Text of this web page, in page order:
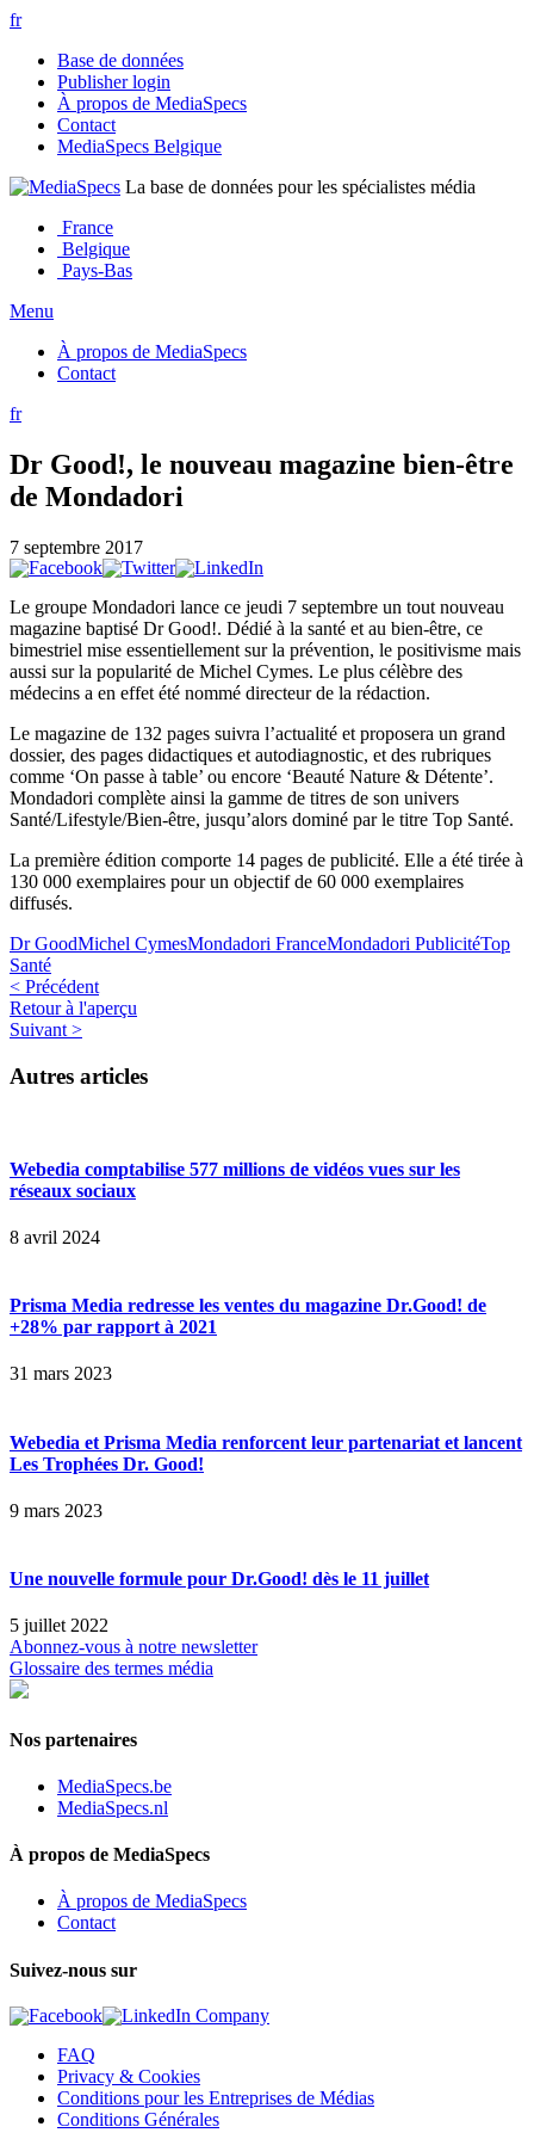
fr
Base de données
Publisher login
À propos de MediaSpecs
Contact
MediaSpecs Belgique
La base de données pour les spécialistes média
France
Belgique
Pays-Bas
Menu
À propos de MediaSpecs
Contact
fr
Dr Good!, le nouveau magazine bien-être
de Mondadori
7 septembre 2017
Le groupe Mondadori lance ce jeudi 7 septembre un tout nouveau
magazine baptisé Dr Good!. Dédié à la santé et au bien-être, ce
bimestriel mise essentiellement sur la prévention, le positivisme mais
aussi sur la popularité de Michel Cymes. Le plus célèbre des
médecins a en effet été nommé directeur de la rédaction.
Le magazine de 132 pages suivra l’actualité et proposera un grand
dossier, des pages didactiques et autodiagnostic, et des rubriques
comme ‘On passe à table’ ou encore ‘Beauté Nature & Détente’.
Mondadori complète ainsi la gamme de titres de son univers
Santé/Lifestyle/Bien-être, jusqu’alors dominé par le titre Top Santé.
La première édition comporte 14 pages de publicité. Elle a été tirée à
130 000 exemplaires pour un objectif de 60 000 exemplaires
diffusés.
Dr GoodMichel CymesMondadori FranceMondadori PublicitéTop
Santé
< Précédent
Retour à l'aperçu
Suivant >
Autres articles
Webedia comptabilise 577 millions de vidéos vues sur les
réseaux sociaux
8 avril 2024
Prisma Media redresse les ventes du magazine Dr.Good! de
+28% par rapport à 2021
31 mars 2023
Webedia et Prisma Media renforcent leur partenariat et lancent
Les Trophées Dr. Good!
9 mars 2023
Une nouvelle formule pour Dr.Good! dès le 11 juillet
5 juillet 2022
Abonnez-vous à notre newsletter
Glossaire des termes média
Nos partenaires
MediaSpecs.be
MediaSpecs.nl
À propos de MediaSpecs
À propos de MediaSpecs
Contact
Suivez-nous sur
FAQ
Privacy & Cookies
Conditions pour les Entreprises de Médias
Conditions Générales